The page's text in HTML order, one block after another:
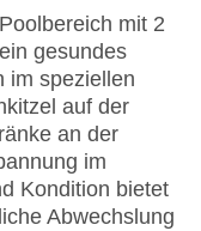
mit 2
gesundes
im speziellen
auf der
an der
im
Kondition bietet
Abwechslung